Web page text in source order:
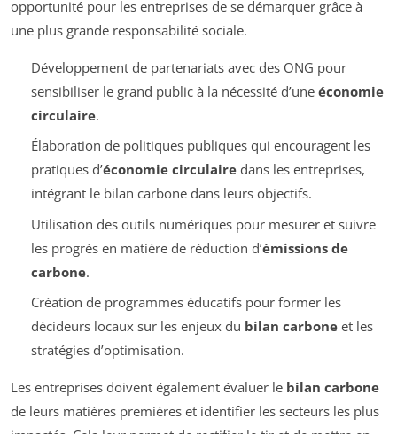
opportunité pour les entreprises de se démarquer grâce à
une plus grande responsabilité sociale.
Développement de partenariats avec des ONG pour
sensibiliser le grand public à la nécessité d’une économie
circulaire.
Élaboration de politiques publiques qui encouragent les
pratiques d’économie circulairedans les entreprises,
intégrant le bilan carbone dans leurs objectifs.
Utilisation des outils numériques pour mesurer et suivre
les progrès en matière de réduction d’émissions de
carbone.
Création de programmes éducatifs pour former les
décideurs locaux sur les enjeux du bilan carboneet les
stratégies d’optimisation.
Les entreprises doivent également évaluer le bilan carbone
de leurs matières premières et identifier les secteurs les plus